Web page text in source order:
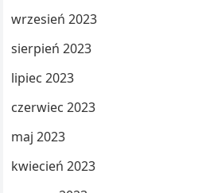
wrzesień 2023
sierpień 2023
lipiec 2023
czerwiec 2023
maj 2023
kwiecień 2023